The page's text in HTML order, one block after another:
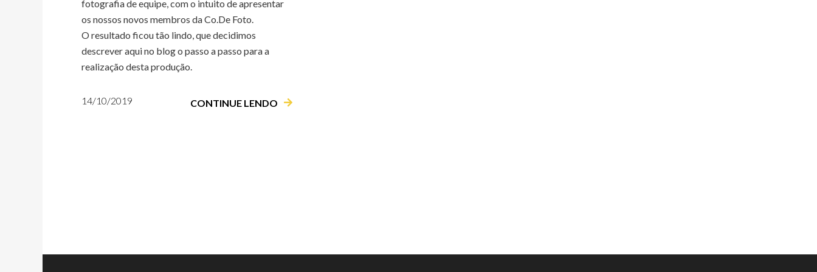
fotografia de equipe, com o intuito de apresentar
os nossos novos membros da Co.De Foto.
O resultado ficou tão lindo, que decidimos
descrever aqui no blog o passo a passo para a
realização desta produção.
14/10/2019 CONTINUE LENDO